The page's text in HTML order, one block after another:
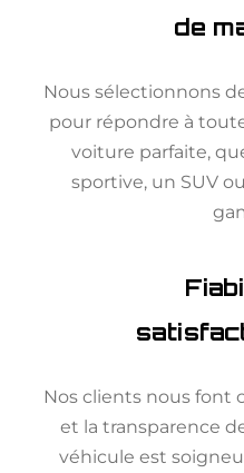
de
Nous sélectionnons
pour répondre à
voiture parfaite,
sportive, un SUV
Nos clients nous font
et la transparence
véhicule est